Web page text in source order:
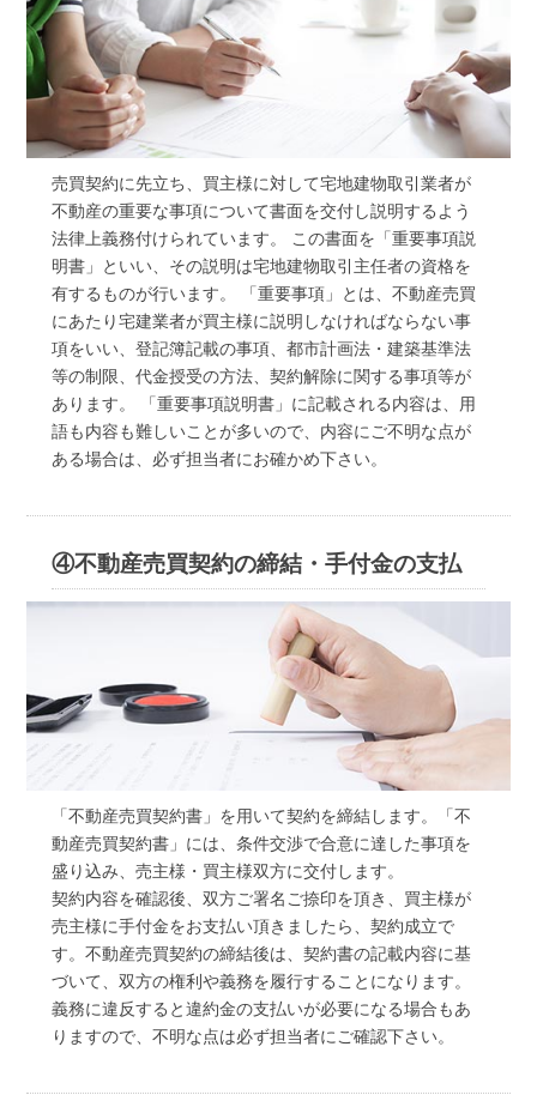
売買契約に先立ち、買主様に対して宅地建物取引業者が
不動産の重要な事項について書面を交付し説明するよう
法律上義務付けられています。 この書面を「重要事項説
明書」といい、その説明は宅地建物取引主任者の資格を
有するものが行います。 「重要事項」とは、不動産売買
にあたり宅建業者が買主様に説明しなければならない事
項をいい、登記簿記載の事項、都市計画法・建築基準法
等の制限、代金授受の方法、契約解除に関する事項等が
あります。 「重要事項説明書」に記載される内容は、用
語も内容も難しいことが多いので、内容にご不明な点が
ある場合は、必ず担当者にお確かめ下さい。
④不動産売買契約の締結・手付金の支払
「不動産売買契約書」を用いて契約を締結します。「不
動産売買契約書」には、条件交渉で合意に達した事項を
盛り込み、売主様・買主様双方に交付します。
契約内容を確認後、双方ご署名ご捺印を頂き、買主様が
売主様に手付金をお支払い頂きましたら、契約成立で
す。不動産売買契約の締結後は、契約書の記載内容に基
づいて、双方の権利や義務を履行することになります。
義務に違反すると違約金の支払いが必要になる場合もあ
りますので、不明な点は必ず担当者にご確認下さい。